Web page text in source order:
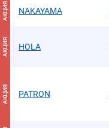
АКЦИЯ NAKAYAMA
АКЦИЯ HOLA
АКЦИЯ PATRON